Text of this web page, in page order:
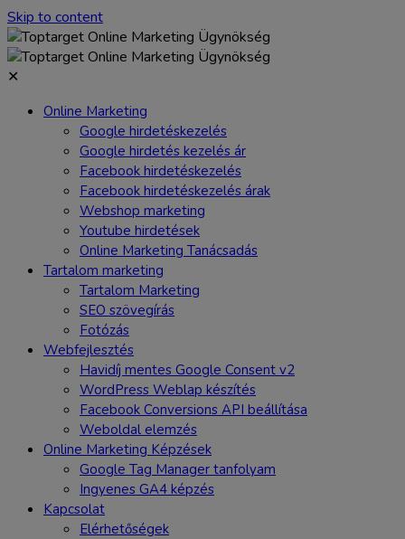
Skip to content
✕
Online Marketing
Google hirdetéskezelés
Google hirdetés kezelés ár
Facebook hirdetéskezelés
Facebook hirdetéskezelés árak
Webshop marketing
Youtube hirdetések
Online Marketing Tanácsadás
Tartalom marketing
Tartalom Marketing
SEO szövegírás
Fotózás
Webfejlesztés
Havidíj mentes Google Consent v2
WordPress Weblap készítés
Facebook Conversions API beállítása
Weboldal elemzés
Online Marketing Képzések
Google Tag Manager tanfolyam
Ingyenes GA4 képzés
Kapcsolat
Elérhetőségek